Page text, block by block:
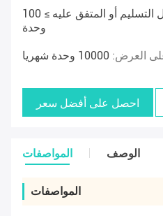
5 أيام خلال التسليم أو المتفق عليه ≥ 100
وحدة
العرض: 10000 وحدة شهريا
احصل على أفضل سعر
المواصفات الوصف
المواصفات